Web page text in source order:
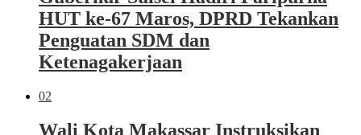
HUT ke-67 Maros, DPRD Tekankan
Penguatan SDM dan
Ketenagakerjaan
02
Wali Kota Makassar Instruksikan